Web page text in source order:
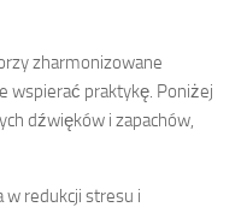
zharmonizowane
wspierać praktykę. Poniżej
dźwięków i zapachów,
w redukcji stresu i